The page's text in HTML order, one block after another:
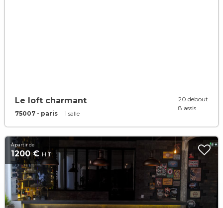
Le loft charmant
75007 - paris 1 salle
20 debout
8 assis
À partir de
1200 € H.T